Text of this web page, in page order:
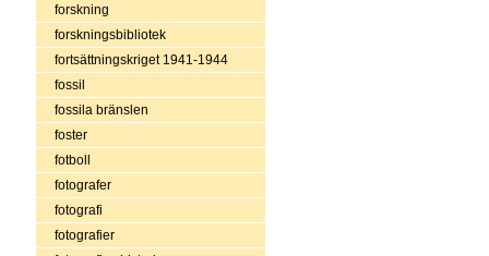
forskning
forskningsbibliotek
fortsättningskriget 1941-1944
fossil
fossila bränslen
foster
fotboll
fotografer
fotografi
fotografier